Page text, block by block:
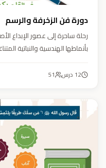
دورة فن الزخرفة والرسم
رحلة ساحرة إلى عصور الإبداع
بأنماطها الهندسية والنباتية
الأنظار برقيّها وتوازنها، لتبدع
12 درس 51